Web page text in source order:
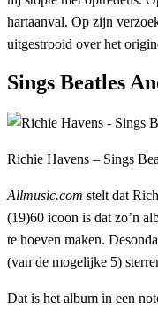
hartaanval. Op zijn
uitgestrooid over het
Sings Beatles
Richie Havens – Sings
Allmusic.com stelt dat
(19)60 icoon is dat zo’n
te hoeven maken.
(van de mogelijke 5)
Dat is het album in een